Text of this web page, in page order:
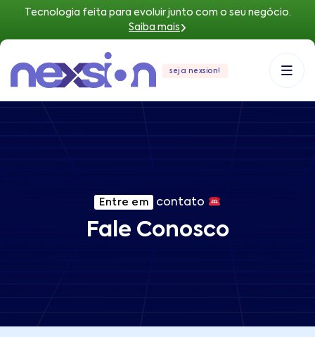
Tecnologia feita para evoluir junto com o seu negócio.
Saiba mais
seja nexsion!
Entre em contato
Fale Conosco